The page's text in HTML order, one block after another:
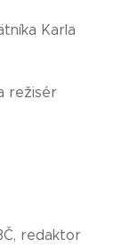
Karla
režisér
redaktor